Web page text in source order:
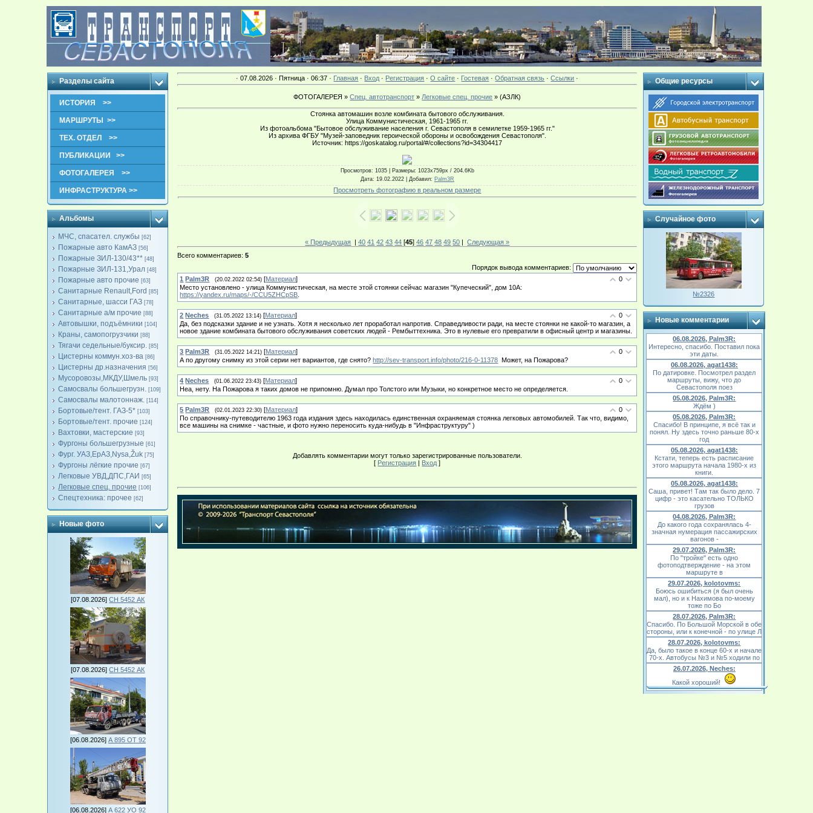
Разделы сайта
ИСТОРИЯ >>
МАРШРУТЫ >>
ТЕХ. ОТДЕЛ >>
ПУБЛИКАЦИИ >>
ФОТОГАЛЕРЕЯ >>
ИНФРАСТРУКТУРА >>
Альбомы
МЧС, спасател. службы [62]
Пожарные авто КамАЗ [56]
Пожарные ЗИЛ-130/43** [48]
Пожарные ЗИЛ-131,Урал [48]
Пожарные авто прочие [63]
Санитарные Renault,Ford [85]
Санитарные, шасси ГАЗ [78]
Санитарные а/м прочие [88]
Автовышки, подъёмники [104]
Краны, самопогрузчики [88]
Тягачи седельные/буксир. [85]
Цистерны коммун.хоз-ва [86]
Цистерны др.назначения [56]
Мусоровозы,МКДУ,Шмель [93]
Самосвалы большегрузн. [109]
Самосвалы малотоннаж. [114]
Бортовые/тент. ГАЗ-5* [103]
Бортовые/тент. прочие [124]
Вахтовки, мастерские [93]
Фургоны большегрузные [61]
Фург. УАЗ,ЕрАЗ,Nysa,Žuk [75]
Фургоны лёгкие прочие [67]
Легковые УВД,ДПС,ГАИ [65]
Легковые спец. прочие [106]
Спецтехника: прочее [62]
Новые фото
[07.08.2026]СН 5452 АК
[07.08.2026]СН 5452 АК
[06.08.2026] А 895 ОТ 92
[06.08.2026] А 622 УО 92
· 07.08.2026 · Пятница · 06:37 · Главная · Вход · Регистрация ·О сайте · Гостевая ·Обратная связь ·Ссылки ·
ФОТОГАЛЕРЕЯ »Спец. автотранспорт » Легковые спец. прочие » (АЗЛК)
Стоянка автомашин возле комбината бытового обслуживания.
Улица Коммунистическая, 1961-1965 гг.
Из фотоальбома "Бытовое обслуживание населения г. Севастополя в семилетке 1959-1965 гг."
Из архива ФГБУ "Музей-заповедник героической обороны и освобождения Севастополя".
Источник: https://goskatalog.ru/portal/#/collections?id=34304417
Просмотров: 1035 | Размеры: 1023x759px / 204.6Kb
Дата: 19.02.2022 | Добавил: Palm3R
Просмотреть фотографию в реальном размере
« Предыдущая |40 41 42 43 44 [45]46 47 48 49 50 |Следующая »
Всего комментариев:5
Порядок вывода комментариев:
0
1 Palm3R (20.02.2022 02:54) [Материал]
Место установлено - улица Коммунистическая, на месте этой стоянки сейчас магазин "Купеческий", дом 10А:
https://yandex.ru/maps/-/CCU5ZHCpSB
0
2 Neches (31.05.2022 13:14) [Материал]
Да, без подсказки здание и не узнать. Хотя я несколько лет проработал напротив. Справедливости ради, на месте стоянки не какой-то магазин, а
новое здание комбината бытового обслуживания советских людей - Рембыттехника. Это в нулевые его превратили в офисный центр и магазины.
0
3 Palm3R (31.05.2022 14:21) [Материал]
А по другому снимку из этой серии нет вариантов, где снято?http://sev-transport.info/photo/216-0-11378 Может, на Пожарова?
0
4 Neches (01.06.2022 23:43) [Материал]
Неа, нету. На Пожарова я таких домов не припомню. Думал про Толстого или Музыки, но конкретное место не определяется.
0
5 Palm3R (02.01.2023 22:30) [Материал]
По справочнику-путеводителю 1963 года издания здесь находилась единственная охраняемая стоянка легковых автомобилей. Так что, видимо,
все машины на снимке - частные, и фото нужно переносить куда-нибудь в "Инфраструктуру" )
Добавлять комментарии могут только зарегистрированные пользователи.
[ Регистрация | Вход ]
Общие ресурсы
Случайное фото
№2326
Новые комментарии
06.08.2026, Palm3R:
Интересно, спасибо. Поставил пока
эти даты.
06.08.2026, agat1438:
По датировке. Посмотрел раздел
маршруты, вижу, что до
Севастополя поез
05.08.2026, Palm3R:
Ждём )
05.08.2026, Palm3R:
Спасибо! В принципе, я всё так и
понял. Ну здесь точно раньше 80-х
год
05.08.2026, agat1438:
Кстати, теперь есть расписание
этого маршрута начала 1980-х из
книги.
05.08.2026, agat1438:
Саша, привет! Там так было дело. 7
цифр - это касательно ТОЛЬКО
грузов
04.08.2026, Palm3R:
До какого года сохранялась 4-
значная нумерация пассажирских
вагонов -
29.07.2026, Palm3R:
По "тройке" есть одно
фотоподтверждение - на этом
маршруте в
29.07.2026, kolotovms:
Боюсь ошибиться (я был очень
мал), но и к Нахимова по-моему
тоже по Бо
28.07.2026, Palm3R:
Спасибо. По Большой Морской в обе
стороны, или к конечной - по улице Л
28.07.2026, kolotovms:
Да, было такое в конце 60-х и начале
70-х. Автобусы №3 и №5 ходили по
26.07.2026, Neches:
Какой хороший!